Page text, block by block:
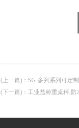
(上一篇) ： SG-多列系列可定
(下一篇) ： 工业盐称重桌秤,防